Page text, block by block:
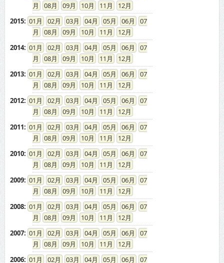
08
09 10 11
12
2015: 01 02 03 04 05 06
07
08
09 10 11
12
2014: 01 02 03 04 05 06
07
08
09 10 11
12
2013: 01 02 03 04 05 06
07
08
09 10 11
12
2012: 01 02 03 04 05 06
07
08
09 10 11
12
2011: 01 02 03 04 05 06
07
08
09 10 11
12
2010: 01 02 03 04 05 06
07
08
09 10 11
12
2009: 01 02 03 04 05 06
07
08
09 10 11
12
2008: 01 02 03 04 05 06
07
08
09 10 11
12
2007: 01 02 03 04 05 06
07
08
09 10 11
12
2006: 01 02 03 04 05 06
07